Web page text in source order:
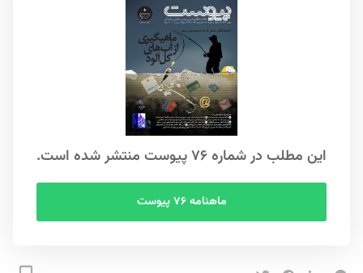
این مطلب در شماره ۷۶ پیوست منتشر شده است.
ماهنامه ۷۶ پیوست